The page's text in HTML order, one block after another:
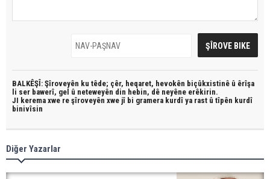
BALKÊŞÎ: Şîroveyên ku têde; çêr, heqaret, hevokên biçûkxistinê û êrîşa
li ser bawerî, gel û neteweyên din hebin, dê neyêne erêkirin.
JI kerema xwe re şîroveyên xwe jî bi gramera kurdî ya rast û tîpên kurdî
binivîsin
Diğer Yazarlar